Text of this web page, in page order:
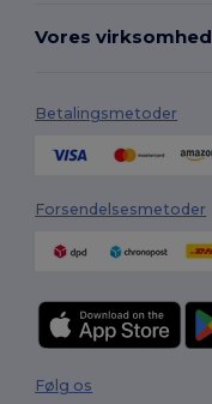
Vores virksomhed
Betalingsmetoder
Forsendelsesmetoder
Følg os